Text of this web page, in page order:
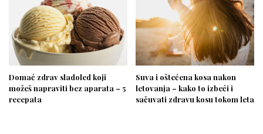
Domać zdrav sladoled koji
možeš napraviti bez aparata – 5
recepata
Suva i oštećena kosa nakon
letovanja – kako to izbeći i
sačuvati zdravu kosu tokom leta